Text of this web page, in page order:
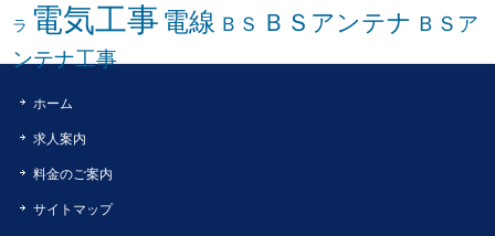
ラ 電気工事 電線 ＢＳ ＢＳアンテナ ＢＳア
ンテナ工事
ホーム
求人案内
料金のご案内
サイトマップ